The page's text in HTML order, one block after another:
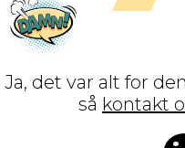
Ja, det var alt for
så kontakt